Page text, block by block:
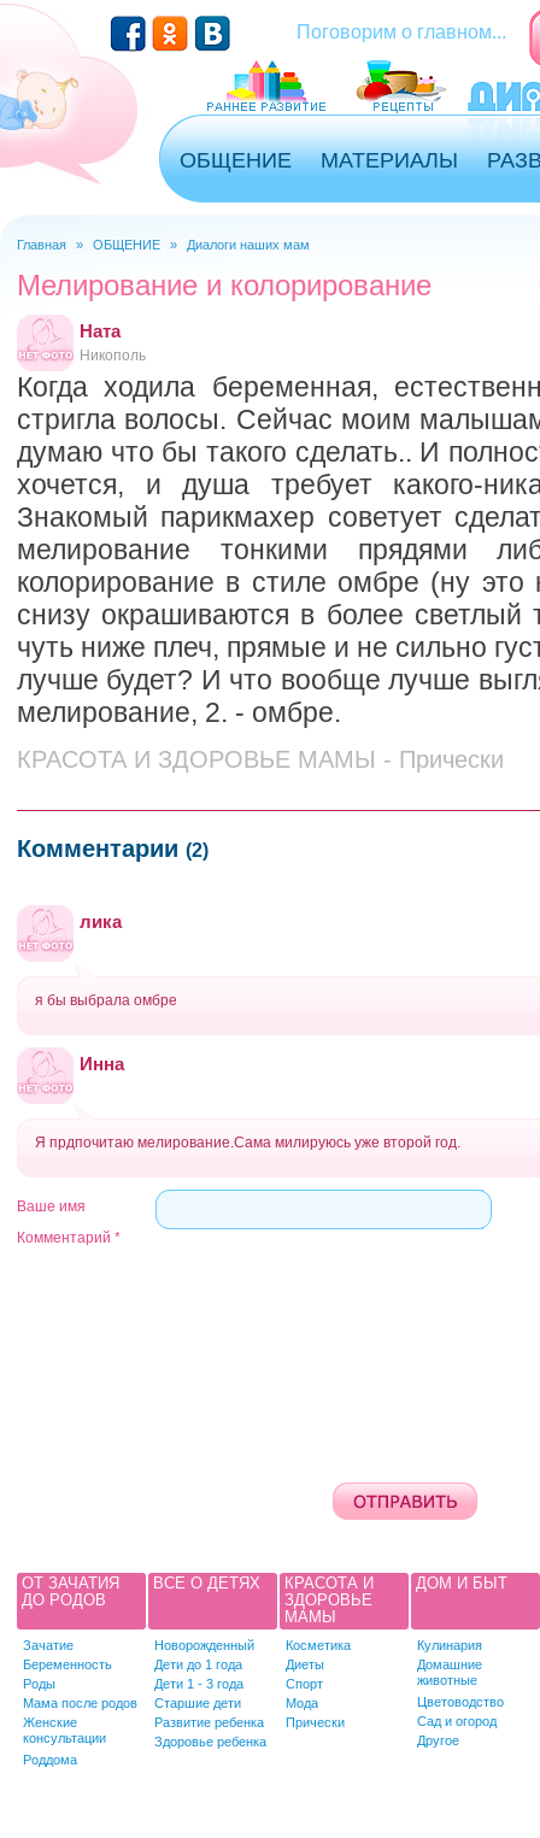
Перейти к основному содержанию
Поговорим о главном...
ОБЩЕНИЕ МАТЕРИАЛЫ
Главная » ОБЩЕНИЕ » Диалоги наших мам
Мелирование и колорирование
Ната
Никополь
Когда ходила беременная,
стригла волосы. Сейчас моим
думаю что бы такого сделать.. И
хочется, и душа требует какого-
Знакомый парикмахер советует
мелирование тонкими прядями
колорирование в стиле омбре (ну это
снизу окрашиваются в более
чуть ниже плеч, прямые и не сильно
лучше будет? И что вообще лучше
мелирование, 2. - омбре.
КРАСОТА И ЗДОРОВЬЕ МАМЫ - Прически
Комментарии (2)
лика
я бы выбрала омбре
Инна
Я прдпочитаю мелирование.Сама милируюсь уже второй год.
Ваше имя
Комментарий *
ОТ ЗАЧАТИЯ
ДО РОДОВ
Зачатие
Беременность
Роды
Мама после родов
Женские
консультации
Роддома
ВСЕ О ДЕТЯХ
Новорожденный
Дети до 1 года
Дети 1 - 3 года
Старшие дети
Развитие ребенка
Здоровье ребенка
КРАСОТА И
ЗДОРОВЬЕ
МАМЫ
Косметика
Диеты
Спорт
Мода
Прически
ДОМ И БЫТ
Кулинария
Домашние
животные
Цветоводство
Сад и огород
Другое